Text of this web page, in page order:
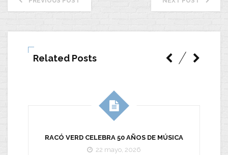
Related Posts
RACÓ VERD CELEBRA 50 AÑOS DE MÚSICA
22 mayo, 2026